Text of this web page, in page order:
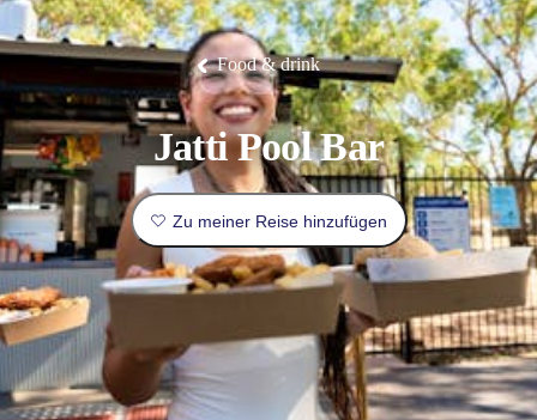
Die
beliebtesten
Orte
Outback
und
outdoor
Nach
Region
erkunden
Nationalpark
Park
Tiwi-
Inseln
East
Arnhem
Land
Mataranka
Nitmiluk-
Nationalpark
Karlu
Karlu
/
Devils
Marbles
Maguk
Tjorita
/
West-
MacDonnell-
Nationalpark
Aktivitäten
Erlebnisse
Reisetyp
Top
10
Listen
Glamping
Luxuserlebnisse
Gaumenfreuden
Geschichte
und
Erbe
Festivals
und
Veranstaltungen
Angeln
Reiseplanung
Planen
&
Buchen
Praktische
Infos
Planungstools
Food & drink
Jatti Pool Bar
Zu meiner Reise hinzufügen